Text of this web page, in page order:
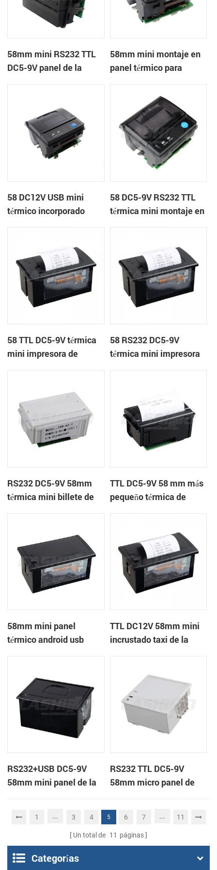
58mm mini RS232 TTL
DC5-9V panel de la
58mm mini montaje en
panel térmico para
58 DC12V USB mini
térmico incorporado
58 DC5-9V RS232 TTL
térmica mini montaje en
58 TTL DC5-9V térmica
mini impresora de
58 RS232 DC5-9V
térmica mini impresora
RS232 DC5-9V 58mm
térmica mini billete de
TTL DC5-9V 58 mm más
pequeño térmica de
58mm mini panel
térmico android usb
TTL DC12V 58mm mini
incrustado taxi de la
RS232+USB DC5-9V
58mm mini panel de la
impresora térmica de
RS232 TTL DC5-9V
58mm micro panel de
montaje de la impresora
térmica de recibos de la
máquina
1 ... 3 4 5 6 7 ... 11
Un total de 11 páginas
Categorías